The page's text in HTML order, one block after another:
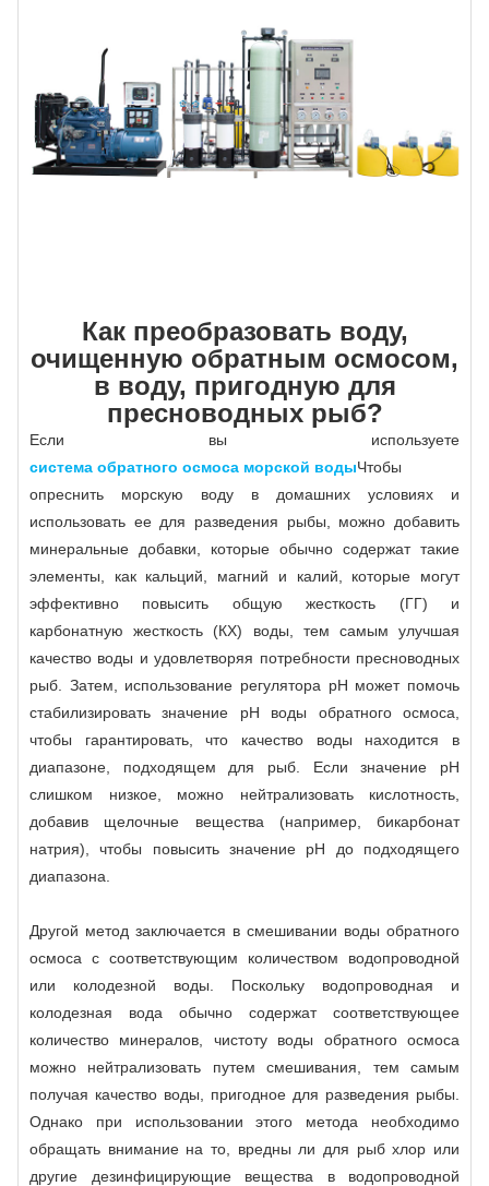
Как преобразовать воду,
очищенную обратным осмосом,
в воду, пригодную для
пресноводных рыб?
Если вы используете
система обратного осмоса морской водыЧтобы
опреснить морскую воду в домашних условиях и
использовать ее для разведения рыбы, можно добавить
минеральные добавки, которые обычно содержат такие
элементы, как кальций, магний и калий, которые могут
эффективно повысить общую жесткость (ГГ) и
карбонатную жесткость (КХ) воды, тем самым улучшая
качество воды и удовлетворяя потребности пресноводных
рыб. Затем, использование регулятора рН может помочь
стабилизировать значение рН воды обратного осмоса,
чтобы гарантировать, что качество воды находится в
диапазоне, подходящем для рыб. Если значение рН
слишком низкое, можно нейтрализовать кислотность,
добавив щелочные вещества (например, бикарбонат
натрия), чтобы повысить значение рН до подходящего
диапазона.
Другой метод заключается в смешивании воды обратного
осмоса с соответствующим количеством водопроводной
или колодезной воды. Поскольку водопроводная и
колодезная вода обычно содержат соответствующее
количество минералов, чистоту воды обратного осмоса
можно нейтрализовать путем смешивания, тем самым
получая качество воды, пригодное для разведения рыбы.
Однако при использовании этого метода необходимо
обращать внимание на то, вредны ли для рыб хлор или
другие дезинфицирующие вещества в водопроводной